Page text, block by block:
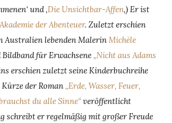
und ‚Die Unsichtbar-Affen‚) Er ist
der Abenteuer. Zuletzt erschien
Australien lebenden MalerinMichèle
für Erwachsene„Nicht aus Adams
erschien zuletzt seine Kinderbuchreihe
der Roman„Erde, Wasser, Feuer,
du alle Sinne“veröffentlicht
schreibt er regelmäßig mit großer Freude